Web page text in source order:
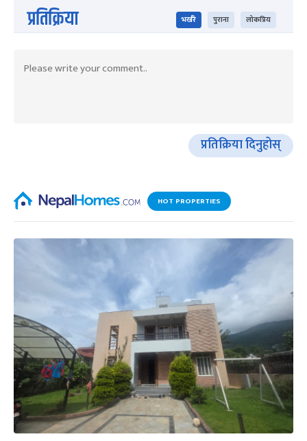
प्रतिक्रिया भर्खरै पुराना लोकप्रिय
प्रतिक्रिया दिनुहोस्
HOT PROPERTIES